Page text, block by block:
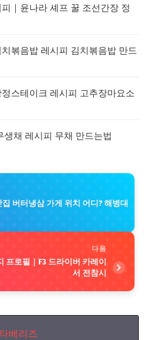
｜윤나라 셰프 꿀 조선간장 정
볶음밥 레시피 김치볶음밥 만드
스테이크 레시피 고추장마요소
채 레시피 무채 만드는법
버터냉삼 가게 위치 어디? 해병대
다음
프로필｜F3 드라이버 카레이
서 전참시
베리즈